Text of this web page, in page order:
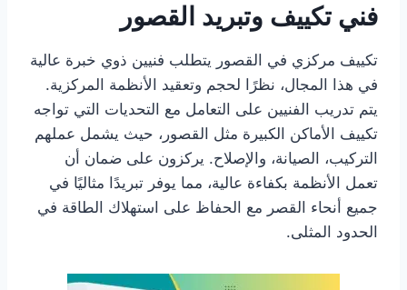
فني تكييف وتبريد القصور
تكييف مركزي في القصور يتطلب فنيين ذوي خبرة عالية
في هذا المجال، نظرًا لحجم وتعقيد الأنظمة المركزية.
يتم تدريب الفنيين على التعامل مع التحديات التي تواجه
تكييف الأماكن الكبيرة مثل القصور، حيث يشمل عملهم
التركيب، الصيانة، والإصلاح. يركزون على ضمان أن
تعمل الأنظمة بكفاءة عالية، مما يوفر تبريدًا مثاليًا في
جميع أنحاء القصر مع الحفاظ على استهلاك الطاقة في
الحدود المثلى.